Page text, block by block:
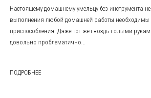
Настоящему домашнему умельцу без инструмента
выполнения любой домашней работы необходимы
приспособления. Даже тот же гвоздь голыми
довольно проблематично...
ПОДРОБНЕЕ